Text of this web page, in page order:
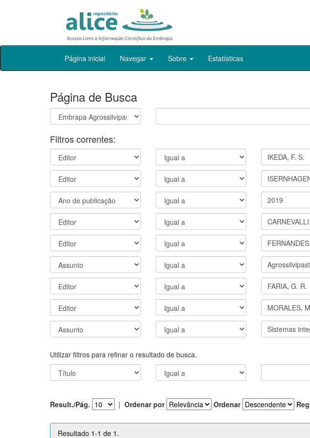
Skip
Página inicial Navegar Sobre Estatísticas
Página de Busca
Filtros correntes:
Utilizar filtros para refinar o resultado de busca.
Result./Pág. | Ordenar por Ordenar
Resultado 1-1 de 1.